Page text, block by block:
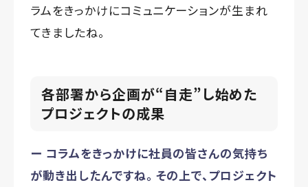
ラムをきっかけにコミュニケーションが生まれ
てきましたね。
各部署から企画が“自走”し始めた――
プロジェクトの成果
ー コラムをきっかけに社員の皆さんの気持ち
が動き出したんですね。 その上で、プロジェクト